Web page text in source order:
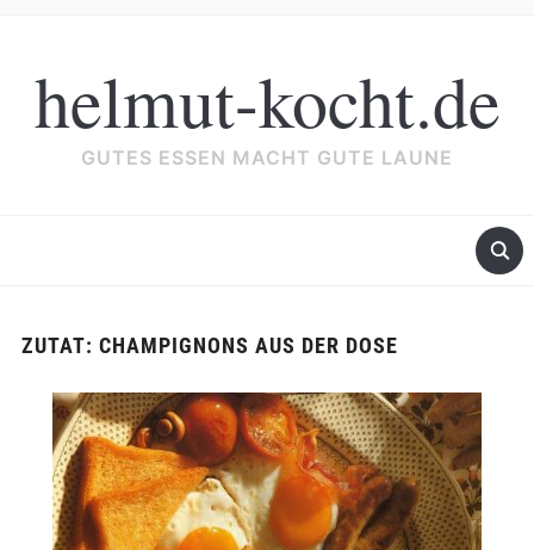
helmut-kocht.de
GUTES ESSEN MACHT GUTE LAUNE
ZUTAT: CHAMPIGNONS AUS DER DOSE